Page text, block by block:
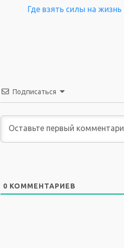
Где взять силы на жизнь
Подписаться
0 КОММЕНТАРИЕВ